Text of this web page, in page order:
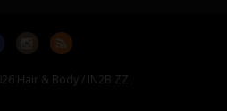
Hair & Body / IN2BIZZ